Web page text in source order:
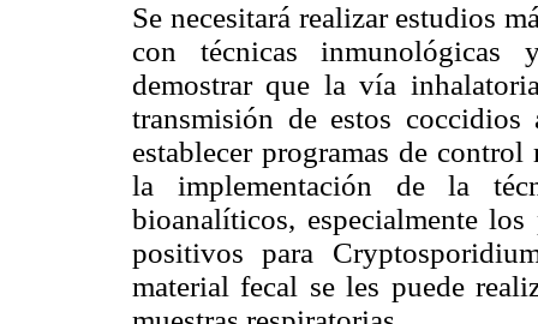
Se necesitará realizar estudios
con técnicas inmunológicas
demostrar que la vía
transmisión de estos coccidios
establecer programas de
la implementación de la
bioanalíticos, especialmente
positivos para
material fecal se les puede